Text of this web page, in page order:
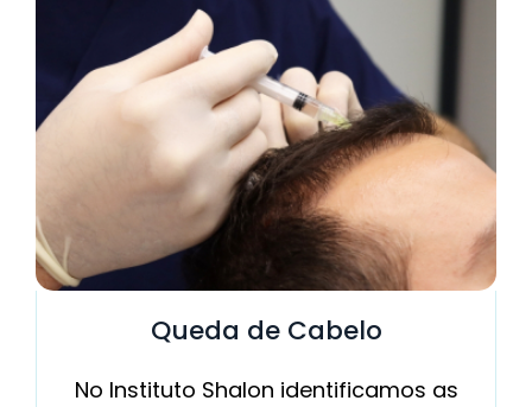
Queda de Cabelo
No Instituto Shalon identificamos as